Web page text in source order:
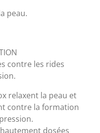
peau.
contre les rides
relaxent la peau et
contre la formation
dosées